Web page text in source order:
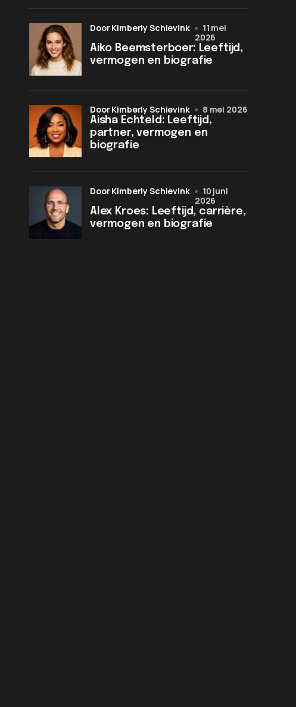
Aiko Beemsterboer: Leeftijd,
vermogen en biografie
door Kimberly Schievink
11 mei
2026
Aisha Echteld: Leeftijd,
partner, vermogen en
biografie
door Kimberly Schievink 8 mei 2026
Alex Kroes: Leeftijd, carrière,
vermogen en biografie
door Kimberly Schievink
10 juni
2026